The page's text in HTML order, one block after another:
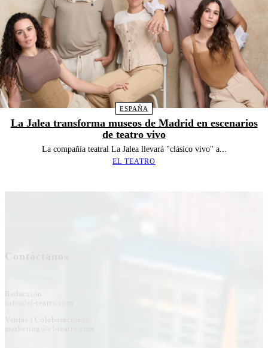
ESPAÑA
La Jalea transforma museos de Madrid en escenarios
de teatro vivo
La compañía teatral La Jalea llevará "clásico vivo" a...
EL TEATRO
Contáctanos
Redacción:
info@el-teatro.com
Ventas | Colaboraciones:
marketing@el-teatro.com